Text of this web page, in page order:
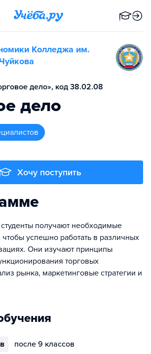
Колледжа им.
дело», код 38.02.08
дело
Хочу поступить
получают необходимые
успешно работать в различных
Они изучают принципы
торговых
рынка, маркетинговые стратегии и
после 9 классов